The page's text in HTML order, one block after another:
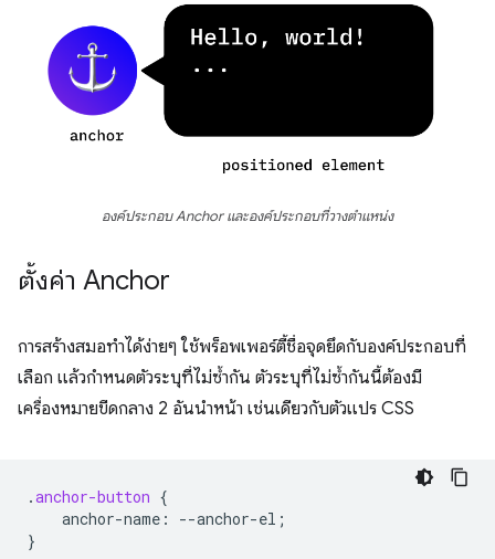
องค์ประกอบ Anchor และองค์ประกอบที่วางตำแหน่ง
ตั้งค่า Anchor
การสร้างสมอทำได้ง่ายๆ ใช้พร็อพเพอร์ตี้ชื่อจุดยึดกับองค์ประกอบที่
เลือก แล้วกำหนดตัวระบุที่ไม่ซ้ำกัน ตัวระบุที่ไม่ซ้ำกันนี้ต้องมี
เครื่องหมายขีดกลาง 2 อันนำหน้า เช่นเดียวกับตัวแปร CSS
.anchor-button {
anchor-name : --anchor-el ;
}